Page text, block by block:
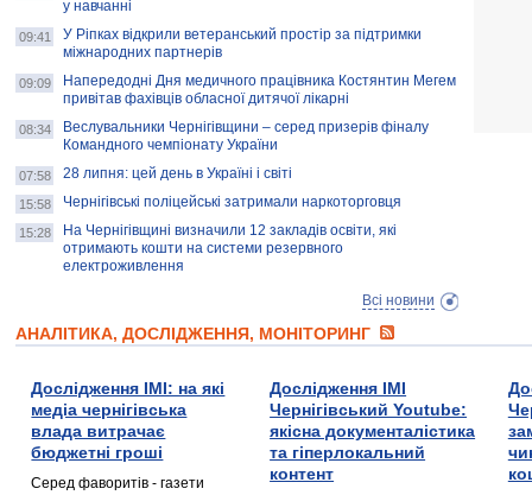
у навчанні
09:41
У Ріпках відкрили ветеранський простір за підтримки
міжнародних партнерів
09:09
Напередодні Дня медичного працівника Костянтин Мегем
привітав фахівців обласної дитячої лікарні
08:34
Веслувальники Чернігівщини – серед призерів фіналу
Командного чемпіонату України
07:58 28 липня: цей день в Україні і світі
15:58 Чернігівські поліцейські затримали наркоторговця
15:28
На Чернігівщині визначили 12 закладів освіти, які
отримають кошти на системи резервного
електроживлення
Всі новини
АНАЛІТИКА, ДОСЛІДЖЕННЯ, МОНІТОРИНГ
Дослідження ІМІ: на які
медіа чернігівська
влада витрачає
бюджетні гроші
Серед фаворитів - газети
Дослідження ІМІ
Чернігівський Youtube:
якісна документалістика
та гіперлокальний
контент